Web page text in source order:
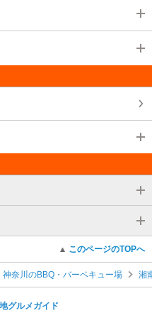
このページのTOPへ
神奈川のBBQ・バーベキュー場 湘
グルメガイド